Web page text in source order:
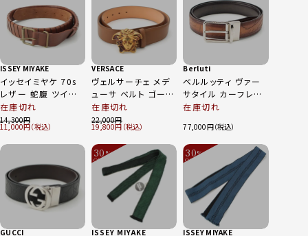
ISSEY MIYAKE
イッセイミヤケ 70s
レザー 蛇腹 ツイスト
ベルト ブラウン
在庫切れ
14,300
11,000
VERSACE
ヴェルサーチェ メデ
ューサ ベルト ゴール
ド DCU4140 ブラウ
ン 95
在庫切れ
22,000
19,800
Berluti
ベルルッティ ヴァー
サタイル カーフレザ
ー ヴェネチア ベルト
在庫切れ
77,000
GUCCI
30%
OFF
ISSEY MIYAKE
30%
OFF
ISSEY MIYAKE